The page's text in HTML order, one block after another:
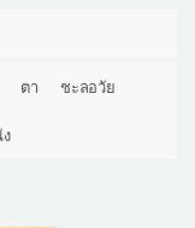
ตา ชะลอวัย